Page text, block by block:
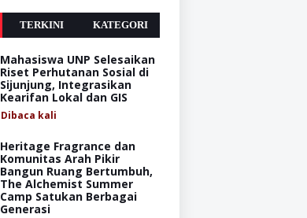
TERKINI KATEGORI
Mahasiswa UNP Selesaikan
Riset Perhutanan Sosial di
Sijunjung, Integrasikan
Kearifan Lokal dan GIS
Dibaca kali
Heritage Fragrance dan
Komunitas Arah Pikir
Bangun Ruang Bertumbuh,
The Alchemist Summer
Camp Satukan Berbagai
Generasi